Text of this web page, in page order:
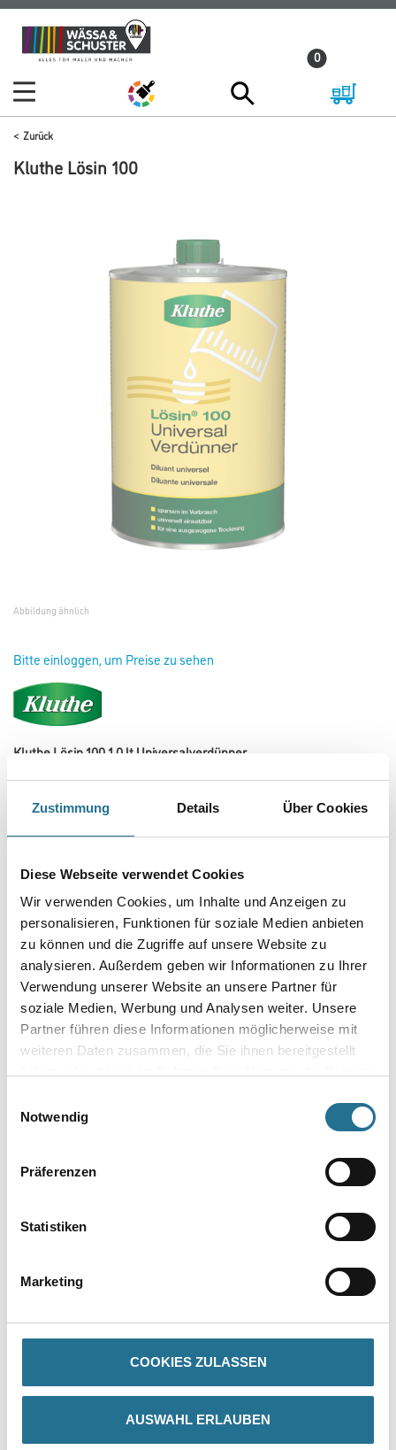
Zustimmung Details Über Cookies
Diese Webseite verwendet Cookies
Wir verwenden Cookies, um Inhalte und Anzeigen zu
personalisieren, Funktionen für soziale Medien anbieten
zu können und die Zugriffe auf unsere Website zu
analysieren. Außerdem geben wir Informationen zu Ihrer
Verwendung unserer Website an unsere Partner für
soziale Medien, Werbung und Analysen weiter. Unsere
Partner führen diese Informationen möglicherweise mit
weiteren Daten zusammen, die Sie ihnen bereitgestellt
Notwendig
Präferenzen
Statistiken
Marketing
COOKIES ZULASSEN
AUSWAHL ERLAUBEN
Zum
Inhalt
Zum
Navigationsmenü
0
Zurück
Kluthe Lösin 100
Abbildung ähnlich
Bitte einloggen, um Preise zu sehen
Kluthe Lösin 100 1,0 lt Universalverdünner
Art-Nr.:1008-000149
Mittelflüchtiger leichtentzündlicher Universalverdünner mit hoher
Lösekraft.
Umrechnungsfaktoren
PRODUKTEIGENSCHAFTEN
- Leichtentzündlich
Verarbeitungstemp./Luftfeuchte
Material-, Umluft- und Untergrundtemperatur mindestens 5°C.
bei
direkter Sonneneinstrahlung verarbeiten. Vorsicht bei Gefahr von
Gefahr